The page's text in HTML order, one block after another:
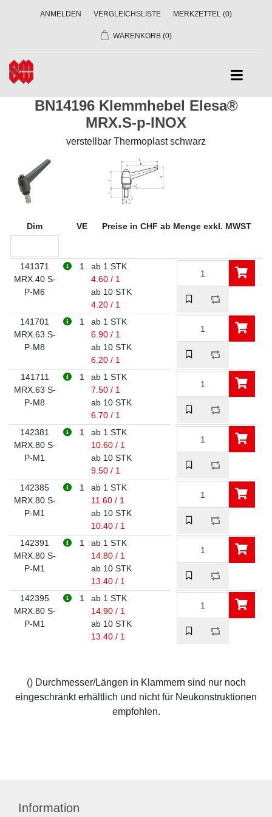
ANMELDEN VERGLEICHSLISTE MERKZETTEL (0)
WARENKORB (0)
BN14196 Klemmhebel Elesa®
MRX.S-p-INOX
verstellbar Thermoplast schwarz
Dim VE Preise in CHF ab Menge exkl. MWST
141371
MRX.40 S-
P-M6
1
ab 1 STK
4.60 / 1
ab 10 STK
4.20 / 1
141701
MRX.63 S-
P-M8
1
ab 1 STK
6.90 / 1
ab 10 STK
6.20 / 1
141711
MRX.63 S-
P-M8
1
ab 1 STK
7.50 / 1
ab 10 STK
6.70 / 1
142381
MRX.80 S-
P-M1
1
ab 1 STK
10.60 / 1
ab 10 STK
9.50 / 1
142385
MRX.80 S-
P-M1
1
ab 1 STK
11.60 / 1
ab 10 STK
10.40 / 1
142391
MRX.80 S-
P-M1
1
ab 1 STK
14.80 / 1
ab 10 STK
13.40 / 1
142395
MRX.80 S-
P-M1
1
ab 1 STK
14.90 / 1
ab 10 STK
13.40 / 1
() Durchmesser/Längen in Klammern sind nur noch
eingeschränkt erhältlich und nicht für Neukonstruktionen
empfohlen.
Information